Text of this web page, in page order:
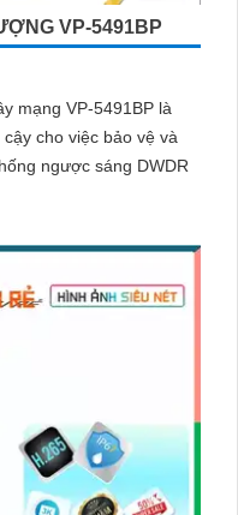
VP-5491BP
mạng VP-5491BP là
cho việc bảo vệ và